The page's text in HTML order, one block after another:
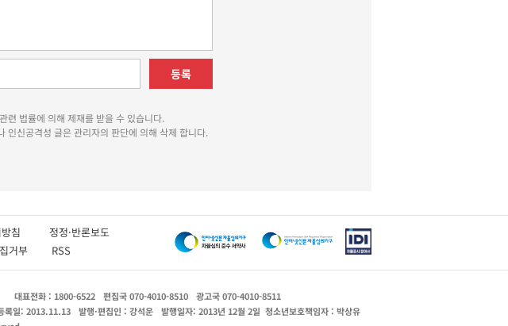
등록
련 법률에 의해 제재를 받을 수 있습니다.
인신공격성 글은 관리자의 판단에 의해 삭제 합니다.
리방침 정정·반론보도
거부 RSS
대표전화 : 1800-6522 편집국 070-4010-8510
광고국 070-4010-8511
록일: 2013.11.13 발행·편집인 : 강석운 발행일자: 2013년 12월 2일 청소년보호책임자 : 박상유